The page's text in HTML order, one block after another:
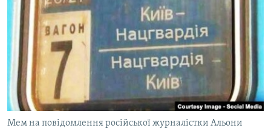
СПЕЦПРОЕКТИ
ДЕПОРТАЦІЯ
ВІДЕОУРОКИ «ELIFBE»
СВІДЧЕННЯ ОКУПАЦІЇ
УКРАЇНСЬКА ПРОБЛЕМА КРИМУ
ІНФОГРАФІКА
ЯК ОБІЙТИ БЛОКУВАННЯ
Русский
Qırımtatar
ДОЛУЧАЙСЯ!
Мем на повідомлення російської журналістки Альони